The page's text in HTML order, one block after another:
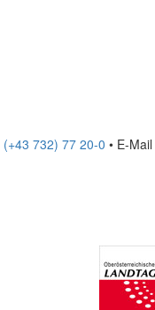
(+43 732) 77 20-0 • E-Mail